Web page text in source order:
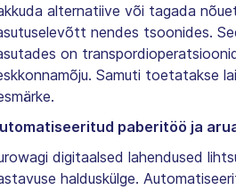
alternatiive või tagada
nendes tsoonides.
on
Samuti toetatakse
paberitöö ja
digitaalsed lahendused
halduskülge.